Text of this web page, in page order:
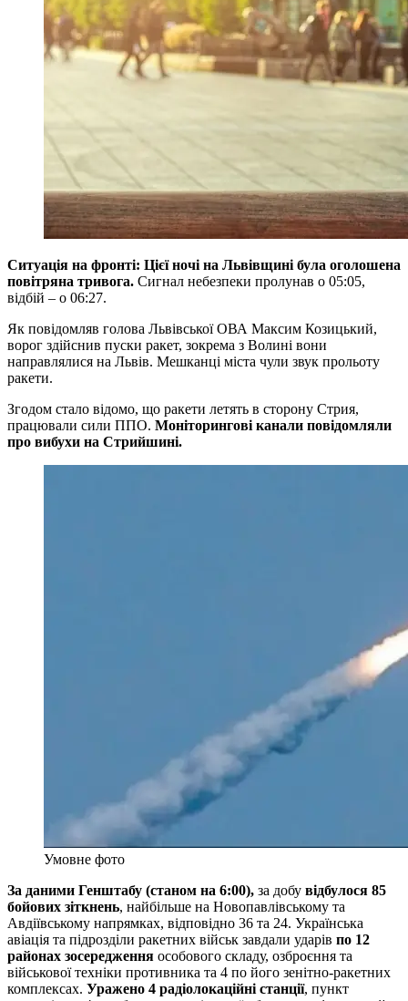
Ситуація на фронті: Цієї ночі на Львівщині була оголошена
повітряна тривога. Сигнал небезпеки пролунав о 05:05,
відбій – о 06:27.
Як повідомляв голова Львівської ОВА Максим Козицький,
ворог здійснив пуски ракет, зокрема з Волині вони
направлялися на Львів. Мешканці міста чули звук прольоту
ракети.
Згодом стало відомо, що ракети летять в сторону Стрия,
працювали сили ППО. Моніторингові канали повідомляли
про вибухи на Стрийшині.
Умовне фото
За даними Генштабу (станом на 6:00), за добу відбулося 85
бойових зіткнень, найбільше на Новопавлівському та
Авдіївському напрямках, відповідно 36 та 24. Українська
авіація та підрозділи ракетних військ завдали ударів по 12
районах зосередження особового складу, озброєння та
військової техніки противника та 4 по його зенітно-ракетних
комплексах. Уражено 4 радіолокаційні станції, пункт